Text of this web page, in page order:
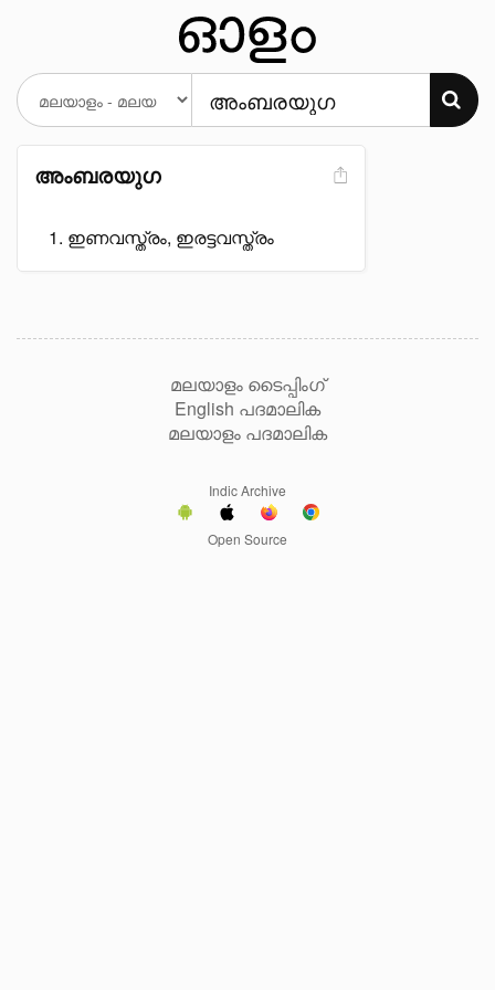
അംബരയുഗ
ഇണവസ്ത്രം, ഇരട്ടവസ്ത്രം
മലയാളം ടൈപ്പിംഗ്
English പദമാലിക
മലയാളം പദമാലിക
Indic Archive
Open Source